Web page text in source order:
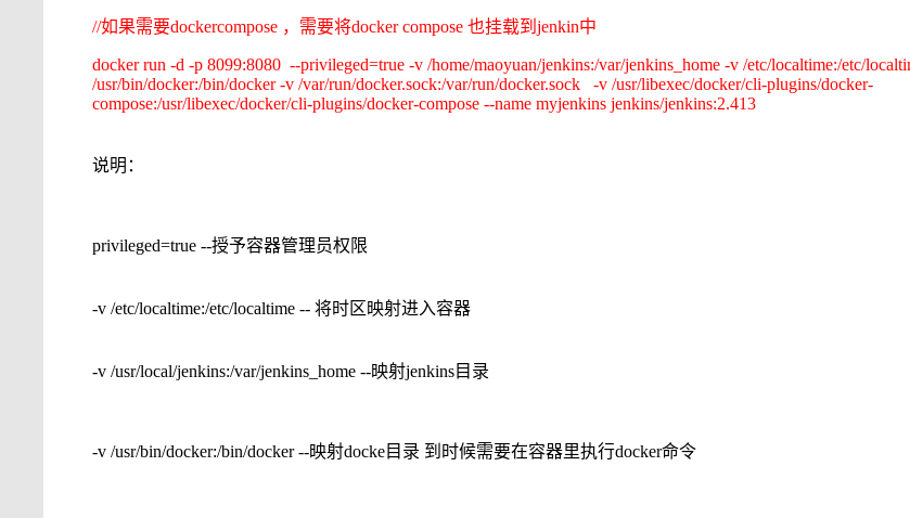
//如果需要dockercompose ，需要将docker compose 也挂载到jenkin中
docker run -d -p 8099:8080 --privileged=true -v /home/maoyuan/jenkins:/var/jenkins_home -v /etc/localtime:/etc/
/usr/bin/docker:/bin/docker -v /var/run/docker.sock:/var/run/docker.sock -v /usr/libexec/docker/cli-plugins/docker-
compose:/usr/libexec/docker/cli-plugins/docker-compose --name myjenkins jenkins/jenkins:2.413
说明：
privileged=true --授予容器管理员权限
-v /etc/localtime:/etc/localtime -- 将时区映射进入容器
-v /usr/local/jenkins:/var/jenkins_home --映射jenkins目录
-v /usr/bin/docker:/bin/docker --映射docke目录 到时候需要在容器里执行docker命令